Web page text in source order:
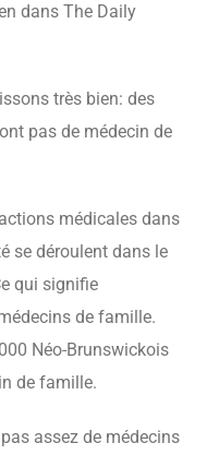
dans The Daily
très bien: des
pas de médecin de
médicales dans
se déroulent dans le
qui signifie
de famille.
Néo-Brunswickois
de famille.
assez de médecins